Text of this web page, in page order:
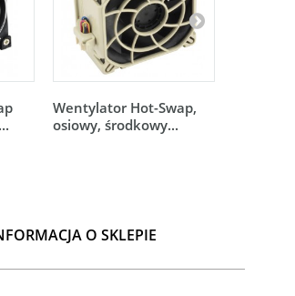
Wentylator Hot-Swap,
osiowy, środkowy...
O SKLEPIE